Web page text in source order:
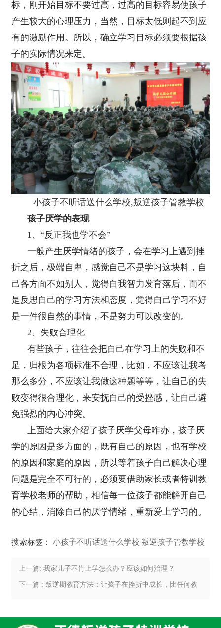
标，刚开始目标不要过高，过高的目标容易使孩子
产生较大的心理压力，当然，目标太低则起不到应
有的激励作用。所以，确立学习目标必须要根据孩
子的实际情况来定。
小孩子不听话送什么学校,叛逆孩子管教学校
孩子厌学的表现
1、“反正我也学不会”
一般产生厌学情绪的孩子，会在学习上遇到挫
折之后，极端自卑，感觉自己不是学习这块料，自
己各方面不如别人，觉得自我智力发育落后，而不
是反思自己的学习方法和态度，觉得自己学习不好
是一件很自然的事情，不是努力可以改变的。
2、失败合理化
有些孩子，往往会把自己在学习上的失败和不
足，归根为各项标准不合理，比如，不应该让我考
那么多分，不应该让我做这种题等等，让自己的失
败变得很合理化，来安抚自己的受挫感，让自己避
免强烈的内心冲突。
上面给大家介绍了孩子厌学父母咋办，孩子厌
学的原因是多方面的，既有自己的原因，也有学校
的原因和家庭的原因，所以等着孩子自己解决心理
问题是完全不可行的，必须要借助家长或者特训教
育学校老师的帮助，相信每一位孩子都能解开自己
的心结，消除自己的厌学情绪，重新爱上学习的。
搜索标签：小孩子不听话送什么学校 叛逆孩子管教学校
上一篇: 我家儿子不肯上学怎么办？应该如何治理？
下一篇 : 叛逆期教育方法：让孩子在挫折中成长，比任何教